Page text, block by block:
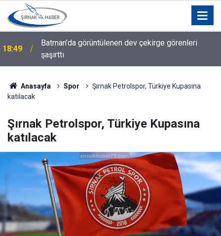
18:49
Batman’da görüntülenen dev çekirge görenleri
şaşırttı
Anasayfa Spor
Şırnak Petrolspor, Türkiye Kupasına
katılacak
Şırnak Petrolspor, Türkiye Kupasına
katılacak